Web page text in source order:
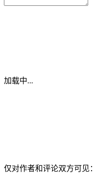
加载中...
仅对作者和评论双方可见：